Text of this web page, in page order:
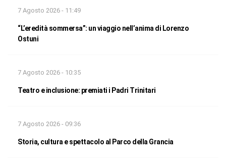
7 Agosto 2026 - 11:49
“L’eredità sommersa”: un viaggio nell’anima di Lorenzo
Ostuni
7 Agosto 2026 - 10:35
Teatro e inclusione: premiati i Padri Trinitari
7 Agosto 2026 - 09:36
Storia, cultura e spettacolo al Parco della Grancia